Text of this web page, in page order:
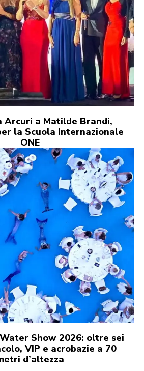
Arcuri a Matilde Brandi,
la Scuola Internazionale
ONE
Show 2026: oltre sei
VIP e acrobazie a 70
d’altezza